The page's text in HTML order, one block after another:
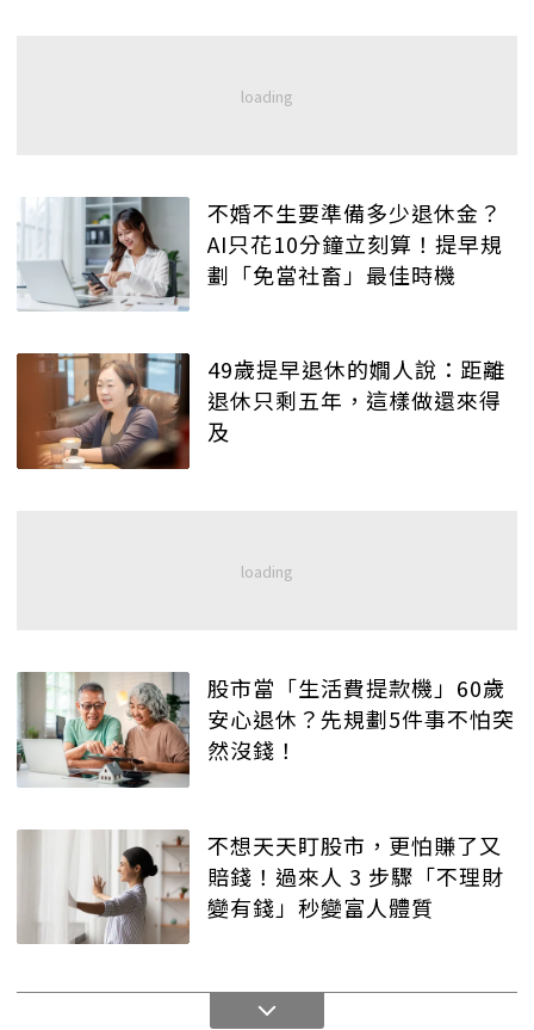
不婚不生要準備多少退休金？
AI只花10分鐘立刻算！提早規
劃「免當社畜」最佳時機
49歲提早退休的嫺人說：距離
退休只剩五年，這樣做還來得
及
股市當「生活費提款機」60歲
安心退休？先規劃5件事不怕突
然沒錢！
不想天天盯股市，更怕賺了又
賠錢！過來人 3 步驟「不理財
變有錢」秒變富人體質